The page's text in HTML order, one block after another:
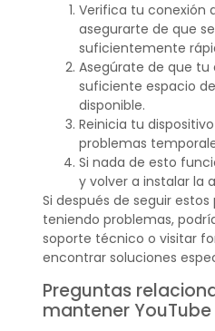
Verifica tu conexión
asegurarte de que
suficientemente
Asegúrate de que tu
suficiente espacio
disponible.
Reinicia tu
problemas
Si nada de esto
y volver a instalar la
Si después de seguir
teniendo problemas,
soporte técnico o visitar
encontrar soluciones
Preguntas
mantener